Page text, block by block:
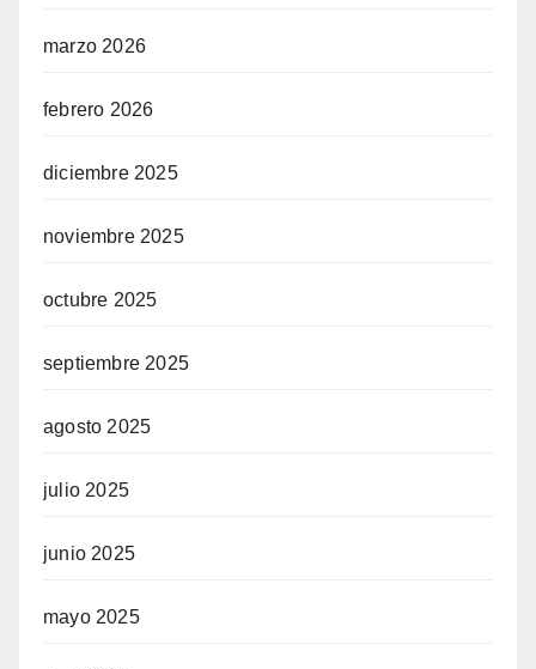
marzo 2026
febrero 2026
diciembre 2025
noviembre 2025
octubre 2025
septiembre 2025
agosto 2025
julio 2025
junio 2025
mayo 2025